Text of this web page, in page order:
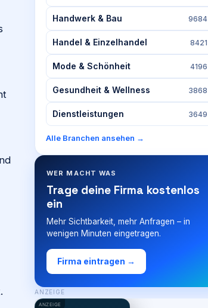
Handwerk & Bau 9684
Handel & Einzelhandel 8421
Mode & Schönheit 4196
Gesundheit & Wellness 3868
Dienstleistungen 3649
Alle Branchen ansehen →
WER MACHT WAS
Trage deine Firma kostenlos
ein
Mehr Sichtbarkeit, mehr Anfragen – in
wenigen Minuten eingetragen.
Firma eintragen →
ANZEIGE
ANZEIGE